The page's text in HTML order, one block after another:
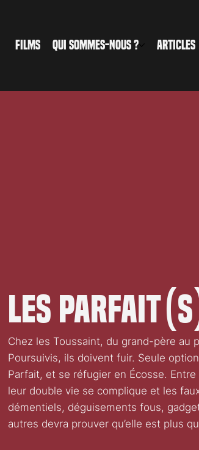
FILMS QUI SOMMES-NOUS ? ARTICLES
Les
Chez les Toussaint, du grand-père au
Poursuivis, ils doivent fuir. Seule
Parfait, et se réfugier en Écosse.
leur double vie se complique et les
démentiels, déguisements fous,
autres devra prouver qu’elle est plus